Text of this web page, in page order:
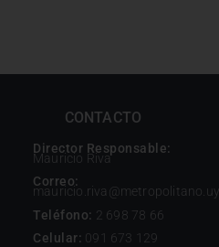
CONTACTO
Director Responsable:
Mauricio Riva
Correo:
mauricio.riva@metropolitano.uy
Teléfono: 2 698 78 66
Celular: 091 673 129